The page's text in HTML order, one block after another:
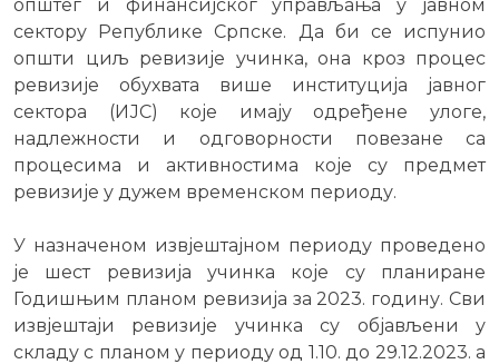
општег и финансијског управљања у јавном
сектору Републике Српске. Да би се испунио
општи циљ ревизије учинка, она кроз процес
ревизије обухвата више институција јавног
сектора (ИЈС) које имају одређене улоге,
надлежности и одговорности повезане сa
процесима и активностима које су предмет
ревизије у дужем временском периоду.
У назначеном извјештајном периоду проведенo
је шест ревизија учинка које су планиране
Годишњим планом ревизија за 2023. годину. Сви
извјештаји ревизије учинка су објављени у
складу с планом у периоду од 1.10. до 29.12.2023. а